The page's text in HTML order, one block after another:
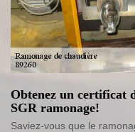
Obtenez un certificat
SGR ramonage!
Saviez-vous que le